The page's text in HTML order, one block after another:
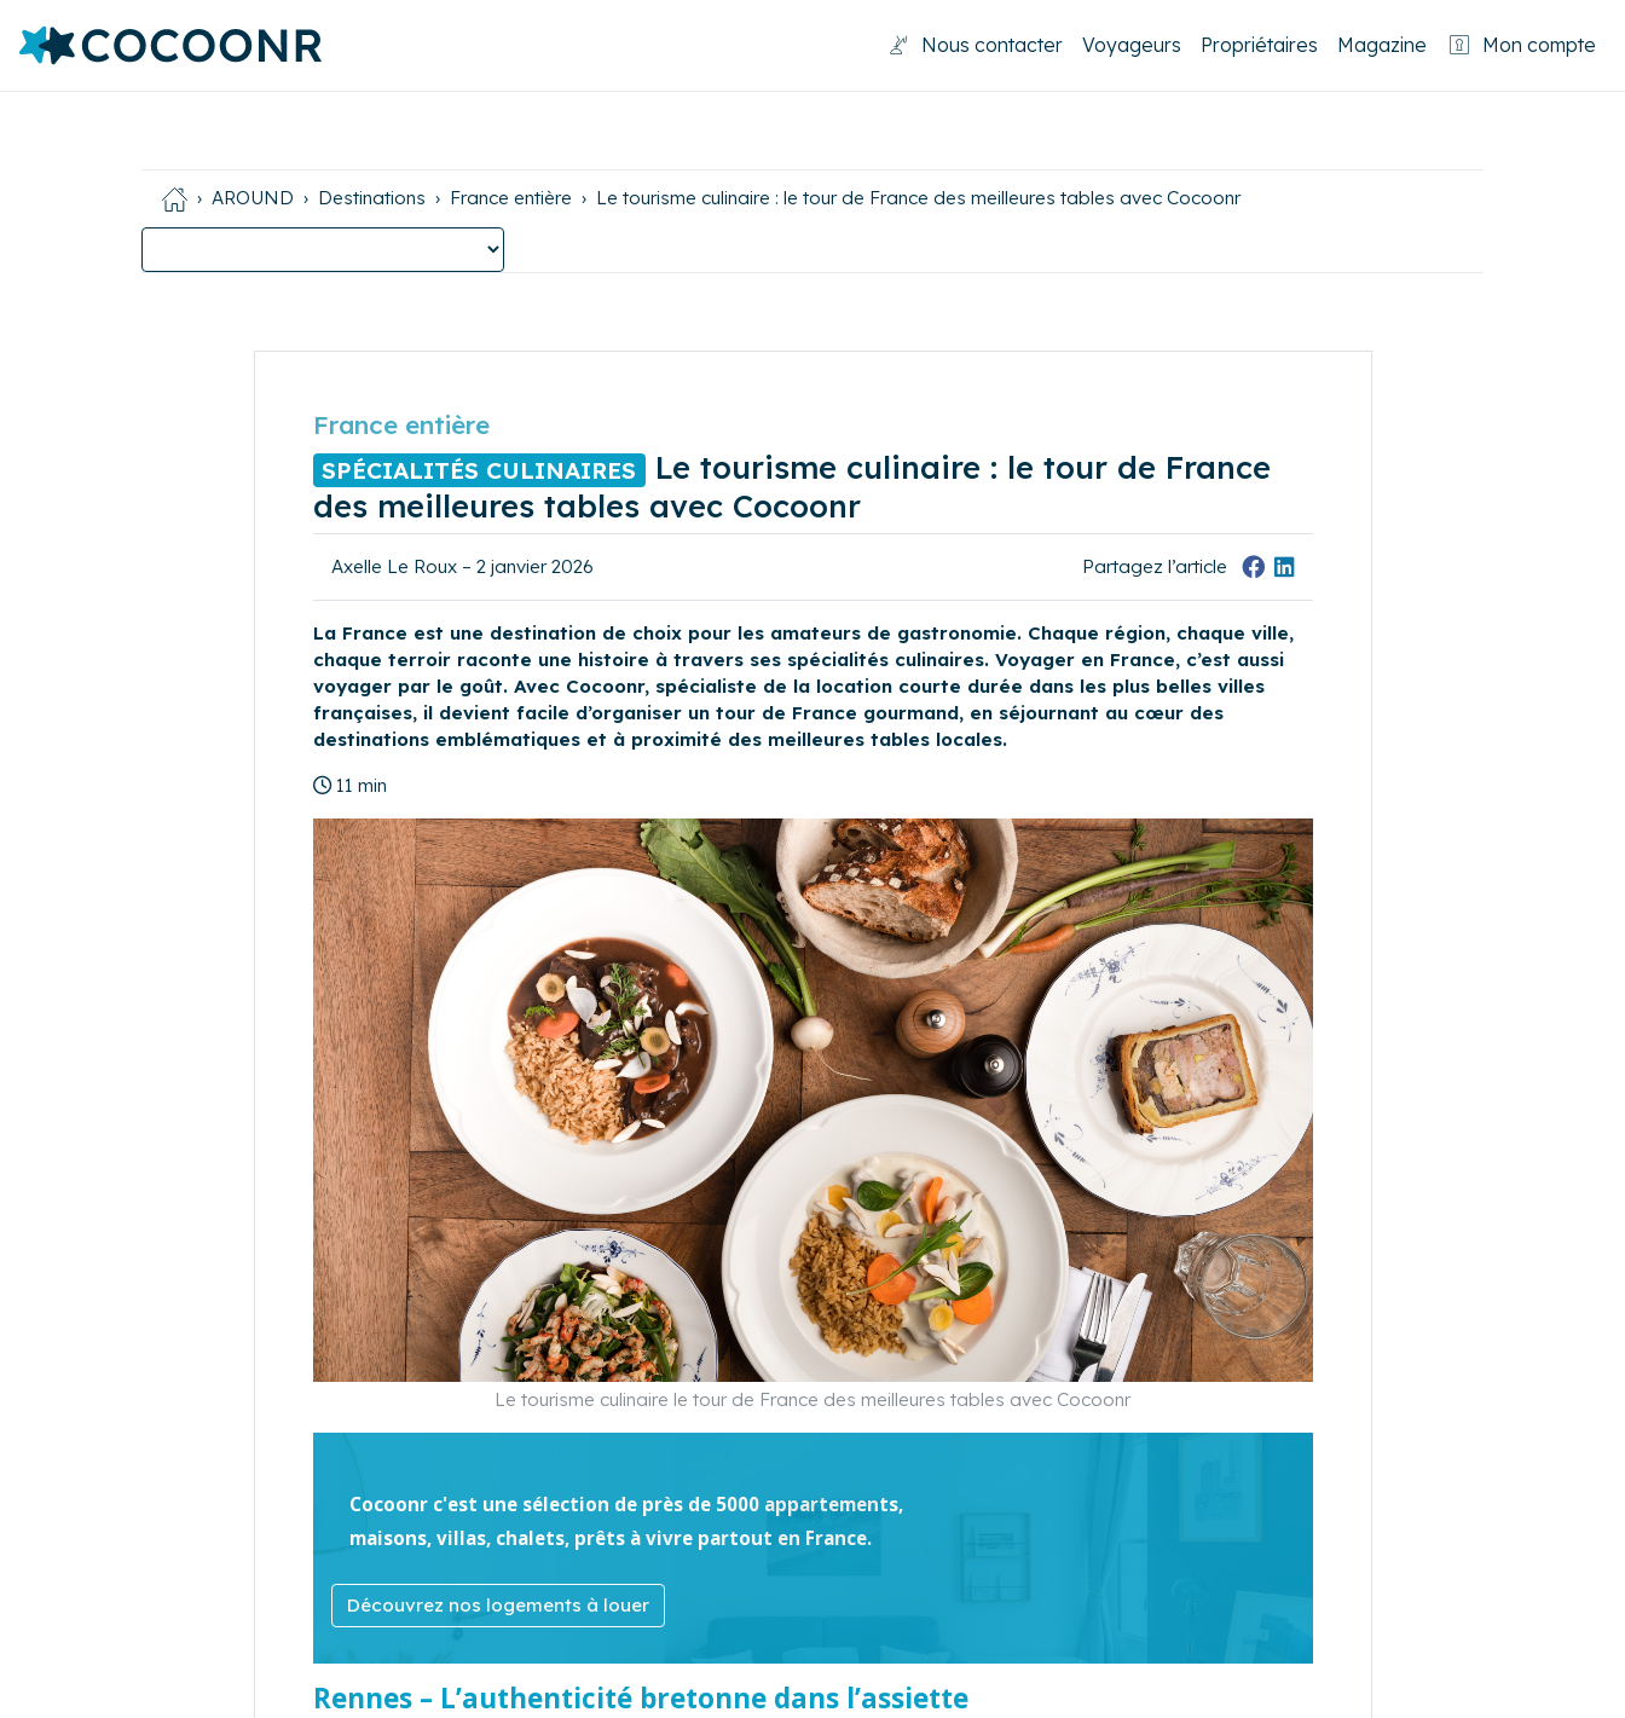
Nous contacter Voyageurs Propriétaires Magazine Mon compte
AROUND Destinations France entière Le tourisme culinaire : le tour de France des meilleures tables avec Cocoonr
France entière
SPÉCIALITÉS CULINAIRES Le tourisme culinaire : le tour de France
des meilleures tables avec Cocoonr
Axelle Le Roux – 2 janvier 2026 Partagez l’article
La France est une destination de choix pour les amateurs de gastronomie. Chaque région, chaque ville,
chaque terroir raconte une histoire à travers ses spécialités culinaires. Voyager en France, c’est aussi
voyager par le goût. Avec Cocoonr, spécialiste de la location courte durée dans les plus belles villes
françaises, il devient facile d’organiser un tour de France gourmand, en séjournant au cœur des
destinations emblématiques et à proximité des meilleures tables locales.
11 min
Le tourisme culinaire le tour de France des meilleures tables avec Cocoonr
Cocoonr c'est une sélection de près de 5000 appartements,
maisons, villas, chalets, prêts à vivre partout en France.
Découvrez nos logements à louer
Rennes – L’authenticité bretonne dans l’assiette